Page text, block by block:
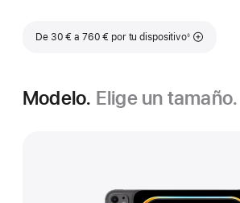
De 30 € a 760 € por tu dispositivo
Nota a pie de página
◊
Modelo. Elige un tamaño.